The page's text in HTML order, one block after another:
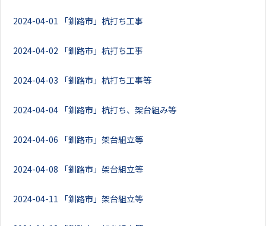
2024-04-01 「釧路市」杭打ち工事
2024-04-02 「釧路市」杭打ち工事
2024-04-03 「釧路市」杭打ち工事等
2024-04-04 「釧路市」杭打ち、架台組み等
2024-04-06 「釧路市」架台組立等
2024-04-08 「釧路市」架台組立等
2024-04-11 「釧路市」架台組立等